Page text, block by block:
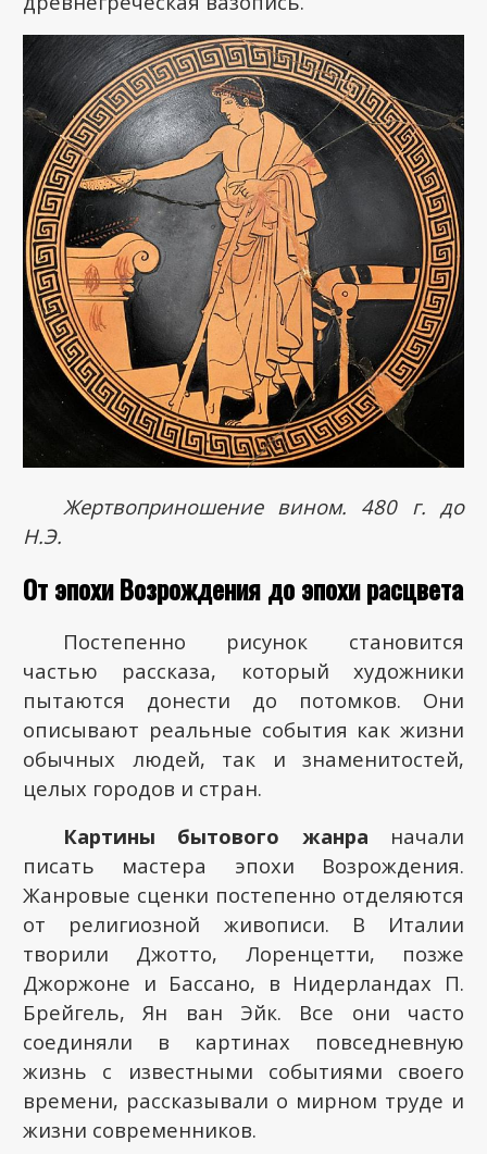
Жертвоприношение вином. 480 г. до
Н.Э.
От эпохи Возрождения до эпохи расцвета
Постепенно рисунок становится
частью рассказа, который художники
пытаются донести до потомков. Они
описывают реальные события как жизни
обычных людей, так и знаменитостей,
целых городов и стран.
Картины бытового жанра начали
писать мастера эпохи Возрождения.
Жанровые сценки постепенно отделяются
от религиозной живописи. В Италии
творили Джотто, Лоренцетти, позже
Джоржоне и Бассано, в Нидерландах П.
Брейгель, Ян ван Эйк. Все они часто
соединяли в картинах повседневную
жизнь с известными событиями своего
времени, рассказывали о мирном труде и
жизни современников.